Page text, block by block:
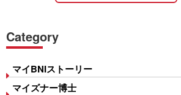
Category
マイBNIストーリー
マイズナー博士